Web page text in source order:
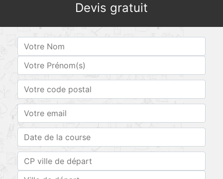
Devis gratuit